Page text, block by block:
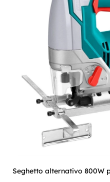
Seghetto alternativo 800W